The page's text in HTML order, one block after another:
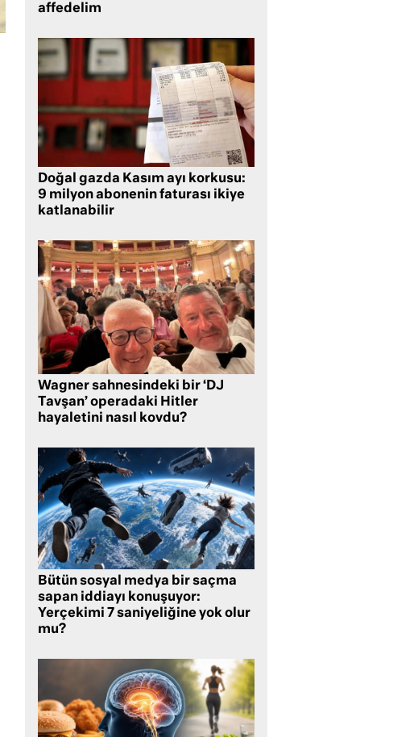
affedelim
Doğal gazda Kasım ayı korkusu:
9 milyon abonenin faturası ikiye
katlanabilir
Wagner sahnesindeki bir ‘DJ
Tavşan’ operadaki Hitler
hayaletini nasıl kovdu?
Bütün sosyal medya bir saçma
sapan iddiayı konuşuyor:
Yerçekimi 7 saniyeliğine yok olur
mu?